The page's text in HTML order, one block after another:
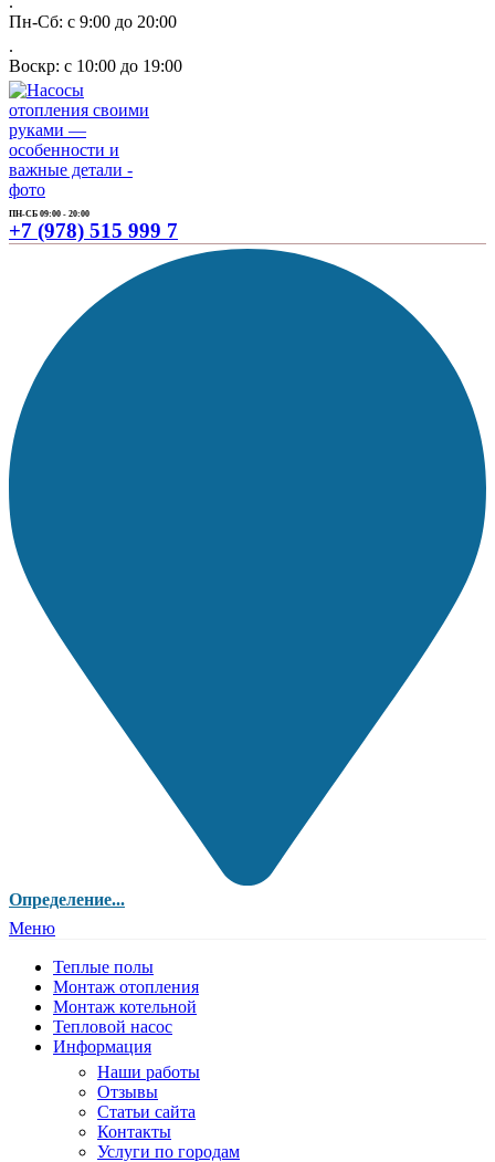
Пн-Сб: с 9:00 до 20:00
.
Воскр: с 10:00 до 19:00
ПН-СБ 09:00 - 20:00
+7 (978) 515 999 7
Определение...
Меню
Теплые полы
Монтаж отопления
Монтаж котельной
Тепловой насос
Информация
Наши работы
Отзывы
Статьи сайта
Контакты
Услуги по городам